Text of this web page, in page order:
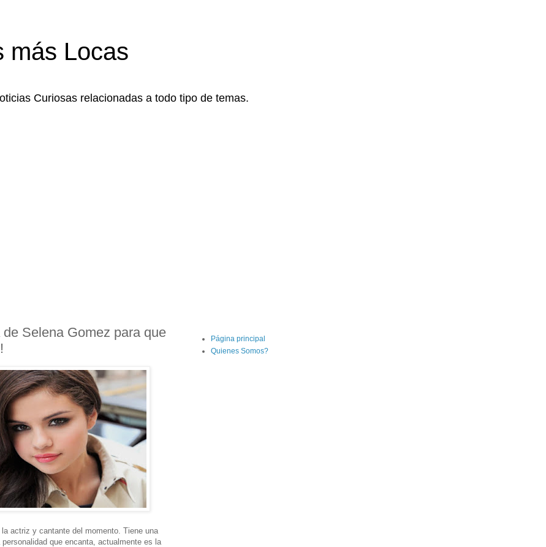
más Locas
Curiosas relacionadas a todo tipo de temas.
Selena Gomez para que
actriz y cantante del momento. Tiene una
que encanta, actualmente es la
Página principal
Quienes Somos?